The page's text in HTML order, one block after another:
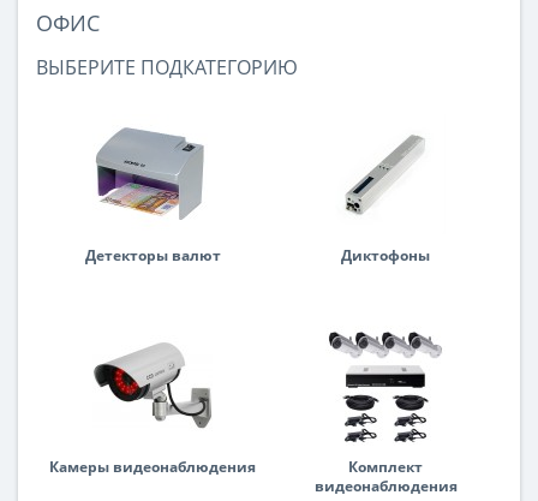
ОФИС
ВЫБЕРИТЕ ПОДКАТЕГОРИЮ
Детекторы валют Диктофоны
Камеры видеонаблюдения
Комплект
видеонаблюдения